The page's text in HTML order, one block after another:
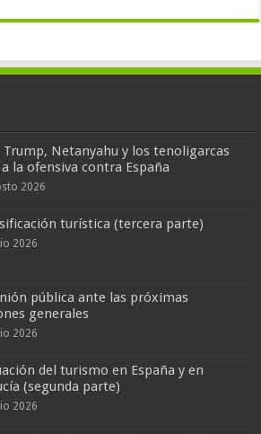
Trump, Netanyahu y los tenoligarcas
la ofensiva contra España
2026
turística (tercera parte)
2026
pública ante las próximas
generales
2026
del turismo en España y en
(segunda parte)
2026